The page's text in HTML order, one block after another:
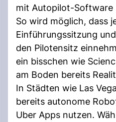
mit Autopilot-Software
So wird möglich, dass
Einführungssitzung
den Pilotensitz
ein bisschen wie
am Boden bereits
In Städten wie Las
bereits autonome
Uber Apps nutzen.